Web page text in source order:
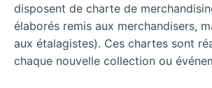
disposent de charte de
élaborés remis aux merchandisers,
aux étalagistes). Ces chartes sont
chaque nouvelle collection ou